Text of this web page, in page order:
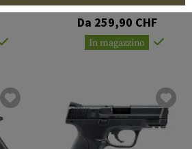
Da 259,90 CHF
In magazzino